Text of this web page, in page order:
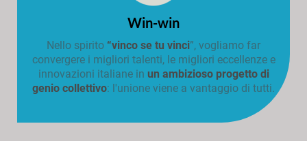
Win-win
Nello spirito “vinco se tu vinci”, vogliamo far
convergere i migliori talenti, le migliori eccellenze e
innovazioni italiane in un ambizioso progetto di
genio collettivo: l'unione viene a vantaggio di tutti.